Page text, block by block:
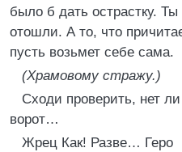
было б дать острастку.
отошли. А то, что
пусть возьмет себе сама.
(Храмовому стражу.)
Сходи проверить, нет
ворот…
Жрец Как! Разве… Геро